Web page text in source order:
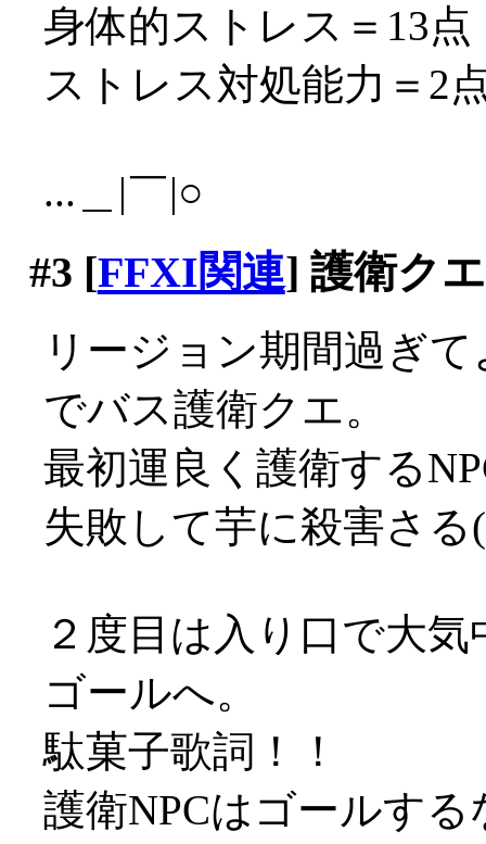
身体的ストレス＝13点
ストレス対処能力＝2
...＿|￣|○
#3 [FFXI関連] 護衛ク
リージョン期間過ぎ
でバス護衛クエ。
最初運良く護衛する
失敗して芋に殺害さる
２度目は入り口で大
ゴールへ。
駄菓子歌詞！！
護衛NPCはゴールす